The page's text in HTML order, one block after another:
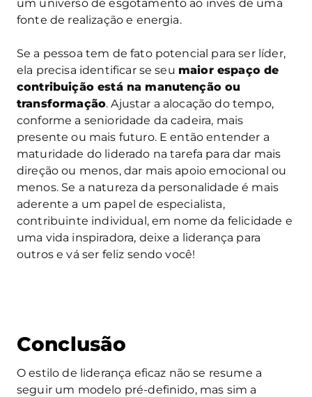
um universo de esgotamento ao invés de uma
fonte de realização e energia.
Se a pessoa tem de fato potencial para ser líder,
ela precisa identificar se seu maior espaço de
contribuição está na manutenção ou
transformação. Ajustar a alocação do tempo,
conforme a senioridade da cadeira, mais
presente ou mais futuro. E então entender a
maturidade do liderado na tarefa para dar mais
direção ou menos, dar mais apoio emocional ou
menos. Se a natureza da personalidade é mais
aderente a um papel de especialista,
contribuinte individual, em nome da felicidade e
uma vida inspiradora, deixe a liderança para
outros e vá ser feliz sendo você!
Conclusão
O estilo de liderança eficaz não se resume a
seguir um modelo pré-definido, mas sim a